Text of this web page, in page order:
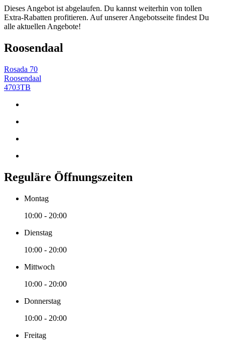
Dieses Angebot ist abgelaufen. Du kannst weiterhin von tollen
Extra-Rabatten profitieren. Auf unserer Angebotsseite findest Du
alle aktuellen Angebote!
Roosendaal
Rosada 70
Roosendaal
4703TB
Reguläre Öffnungszeiten
Montag
10:00 - 20:00
Dienstag
10:00 - 20:00
Mittwoch
10:00 - 20:00
Donnerstag
10:00 - 20:00
Freitag